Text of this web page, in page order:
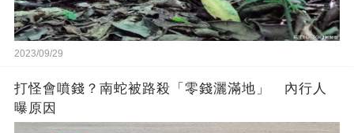
2023/09/29
打怪會噴錢？南蛇被路殺「零錢灑滿地」 內行人
曝原因